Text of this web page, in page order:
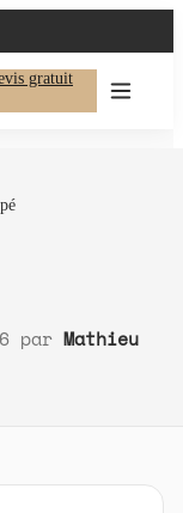
gratuit
par Mathieu